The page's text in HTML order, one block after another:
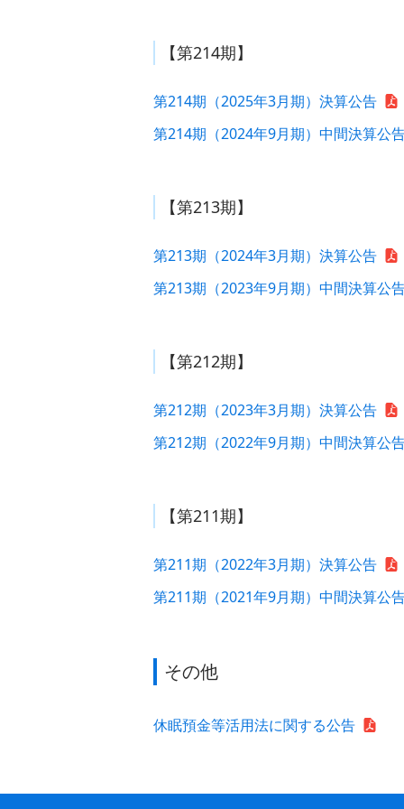
【第214期】
第214期（2025年3月期）決算公告
第214期（2024年9月期）中間決算公
【第213期】
第213期（2024年3月期）決算公告
第213期（2023年9月期）中間決算公
【第212期】
第212期（2023年3月期）決算公告
第212期（2022年9月期）中間決算公
【第211期】
第211期（2022年3月期）決算公告
第211期（2021年9月期）中間決算公
その他
休眠預金等活用法に関する公告